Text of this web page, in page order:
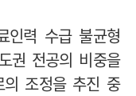
인력 수급 불균형
권 전공의 비중을
조정을 추진 중